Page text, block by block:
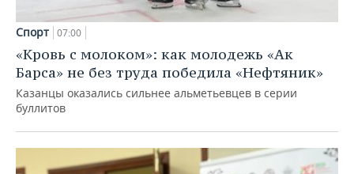
Спорт 07:00
«Кровь с молоком»: как молодежь «Ак
Барса» не без труда победила «Нефтяник»
Казанцы оказались сильнее альметьевцев в серии
буллитов